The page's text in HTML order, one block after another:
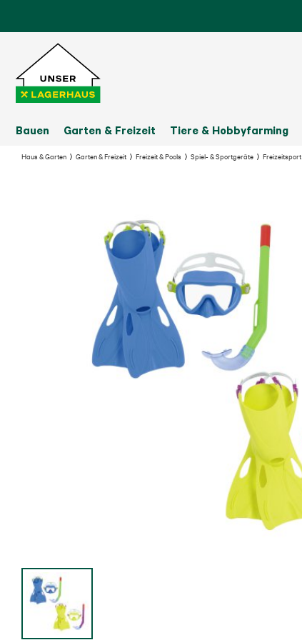
Bauen Garten & Freizeit Tiere & Hobbyfarming
Haus & Garten Garten & Freizeit Freizeit & Pools Spiel- & Sportgeräte Freizeitsport